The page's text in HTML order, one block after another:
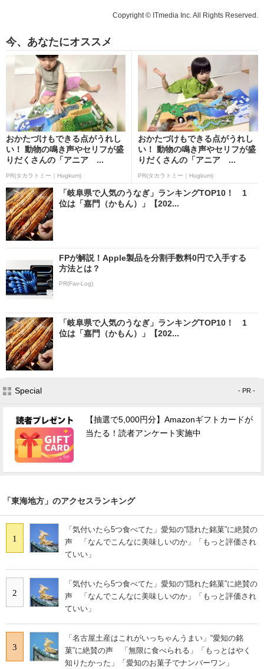
Copyright © ITmedia Inc. All Rights Reserved.
今、あなたにオススメ
おかたづけもできる点がうれし
い！ 動物の鳴き声やセリフが盛
りだくさんの「アニア ...
PR(タカラトミー｜Hugkum)
おかたづけもできる点がうれし
い！ 動物の鳴き声やセリフが盛
りだくさんの「アニア ...
PR(タカラトミー｜Hugkum)
「岐阜県で人気のうなぎ」ランキングTOP10！ 1
位は「嘉門（かもん）」【202...
FPが解説！Apple製品を分割手数料0円で入手する
方法とは？
PR(Fav-Log)
「岐阜県で人気のうなぎ」ランキングTOP10！ 1
位は「嘉門（かもん）」【202...
Special - PR -
【抽選で5,000円分】Amazonギフトカードが
当たる！読者アンケート実施中
「東海地方」のアクセスランキング
1
「気付いたら5つ食べてた」愛知の“隠れた銘菓”に絶賛の
声 「なんでこんなに美味しいのか」「もっと評価され
ていい」
2
「気付いたら5つ食べてた」愛知の“隠れた銘菓”に絶賛の
声 「なんでこんなに美味しいのか」「もっと評価され
ていい」
3
「名古屋土産はこれがいっちゃんうまい」“愛知の銘
菓”に絶賛の声 「無限に食べられる」「もっとはやく
知りたかった」「愛知のお菓子でナンバーワン」